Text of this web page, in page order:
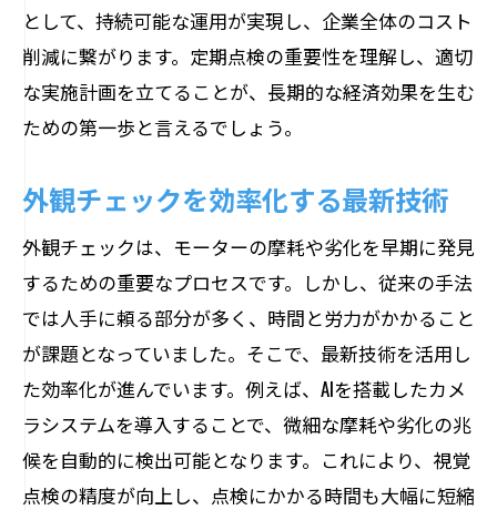
として、持続可能な運用が実現し、企業全体のコスト
削減に繋がります。定期点検の重要性を理解し、適切
な実施計画を立てることが、長期的な経済効果を生む
ための第一歩と言えるでしょう。
外観チェックを効率化する最新技術
外観チェックは、モーターの摩耗や劣化を早期に発見
するための重要なプロセスです。しかし、従来の手法
では人手に頼る部分が多く、時間と労力がかかること
が課題となっていました。そこで、最新技術を活用し
た効率化が進んでいます。例えば、AIを搭載したカメ
ラシステムを導入することで、微細な摩耗や劣化の兆
候を自動的に検出可能となります。これにより、視覚
点検の精度が向上し、点検にかかる時間も大幅に短縮